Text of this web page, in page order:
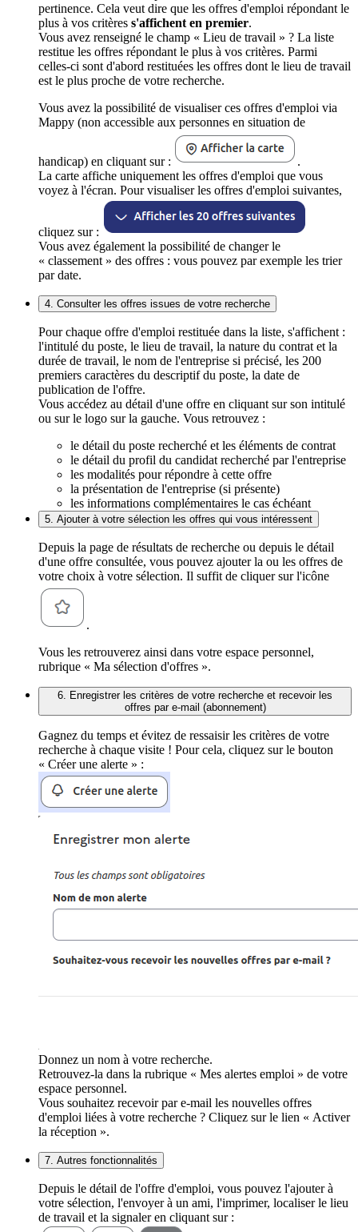
pertinence. Cela veut dire que les offres d'emploi répondant le
plus à vos critères s'affichent en premier.
Vous avez renseigné le champ « Lieu de travail » ? La liste
restitue les offres répondant le plus à vos critères. Parmi
celles-ci sont d'abord restituées les offres dont le lieu de travail
est le plus proche de votre recherche.
Vous avez la possibilité de visualiser ces offres d'emploi via
Mappy (non accessible aux personnes en situation de
handicap) en cliquant sur :
.
La carte affiche uniquement les offres d'emploi que vous
voyez à l'écran. Pour visualiser les offres d'emploi suivantes,
cliquez sur :
Vous avez également la possibilité de changer le
« classement » des offres : vous pouvez par exemple les trier
par date.
4. Consulter les offres issues de votre recherche
Pour chaque offre d'emploi restituée dans la liste, s'affichent :
l'intitulé du poste, le lieu de travail, la nature du contrat et la
durée de travail, le nom de l'entreprise si précisé, les 200
premiers caractères du descriptif du poste, la date de
publication de l'offre.
Vous accédez au détail d'une offre en cliquant sur son intitulé
ou sur le logo sur la gauche. Vous retrouvez :
le détail du poste recherché et les éléments de contrat
le détail du profil du candidat recherché par l'entreprise
les modalités pour répondre à cette offre
la présentation de l'entreprise (si présente)
les informations complémentaires le cas échéant
5. Ajouter à votre sélection les offres qui vous intéressent
Depuis la page de résultats de recherche ou depuis le détail
d'une offre consultée, vous pouvez ajouter la ou les offres de
votre choix à votre sélection. Il suffit de cliquer sur l'icône
.
Vous les retrouverez ainsi dans votre espace personnel,
rubrique « Ma sélection d'offres ».
6. Enregistrer les critères de votre recherche et recevoir les
offres par e-mail (abonnement)
Gagnez du temps et évitez de ressaisir les critères de votre
recherche à chaque visite ! Pour cela, cliquez sur le bouton
« Créer une alerte » :
Donnez un nom à votre recherche.
Retrouvez-la dans la rubrique « Mes alertes emploi » de votre
espace personnel.
Vous souhaitez recevoir par e-mail les nouvelles offres
d'emploi liées à votre recherche ? Cliquez sur le lien « Activer
la réception ».
7. Autres fonctionnalités
Depuis le détail de l'offre d'emploi, vous pouvez l'ajouter à
votre sélection, l'envoyer à un ami, l'imprimer, localiser le lieu
de travail et la signaler en cliquant sur :